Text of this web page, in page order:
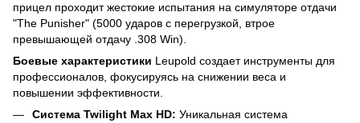
прицел проходит жестокие испытания на симуляторе отдачи
"The Punisher" (5000 ударов с перегрузкой, втрое
превышающей отдачу .308 Win).
Боевые характеристики Leupold создает инструменты для
профессионалов, фокусируясь на снижении веса и
повышении эффективности.
Система Twilight Max HD: Уникальная система